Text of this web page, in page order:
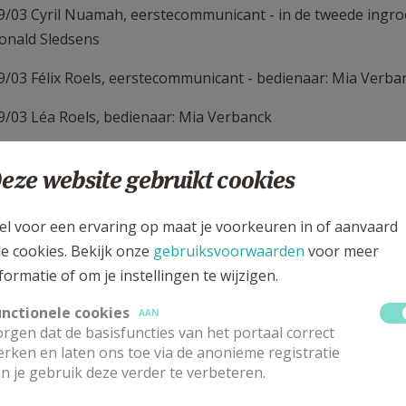
03 Cyril Nuamah, eerstecommunicant - in de tweede
Sledsens
03 Félix Roels, eerstecommunicant - bedienaar: Mia
03 Léa Roels, bedienaar: Mia Verbanck
03 Chloé Geurts, bedienaar: Mia Verbanck
06 Nolan Comheeke - bedienaar: Mia Verbanck
06 Loic Vyncke - bedienaar: Mia Verbanck
08 Vic Van Hove - bedienaar: Mia Verbanck
website gebruikt cookies
voor een ervaring op maat je voorkeuren in of aanvaard
cookies. Bekijk onze gebruiksvoorwaarden voor meer
of om je instellingen te wijzigen.
cookies
AAN
dat de basisfuncties van het portaal correct
en laten ons toe via de anonieme registratie
je gebruik deze verder te verbeteren.